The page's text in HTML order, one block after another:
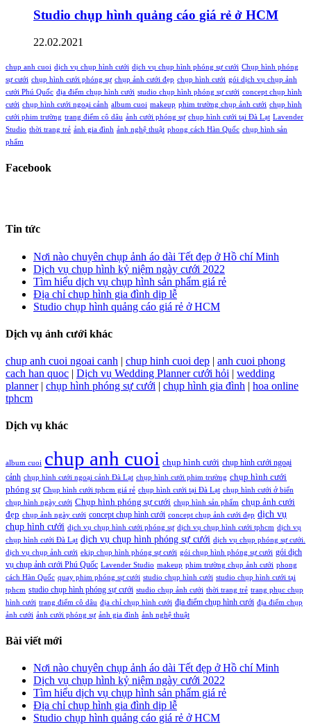
Studio chụp hình quảng cáo giá rẻ ở HCM
22.02.2021
chup anh cuoi dịch vụ chụp hình cưới dịch vụ chụp hình phóng sự cưới Chụp hình phóng
sự cưới chụp hình cưới phóng sự chụp ảnh cưới đẹp chụp hình cưới gói dịch vụ chụp ảnh
cưới Phú Quốc địa điểm chụp hình cưới studio chụp hình phóng sự cưới concept chụp hình
cưới chụp hình cưới ngoại cảnh album cuoi makeup phim trường chụp ảnh cưới chụp hình
cưới phim trường trang điểm cô dâu ảnh cưới phóng sự chụp hình cưới tại Đà Lạt Lavender
Studio thời trang trẻ ảnh gia đình ảnh nghệ thuật phong cách Hàn Quốc chụp hình sản
phẩm
Facebook
Tin tức
Nơi nào chuyên chụp ảnh áo dài Tết đẹp ở Hồ chí Minh
Dịch vụ chụp hình kỷ niệm ngày cưới 2022
Tìm hiểu dịch vụ chụp hình sản phẩm giá rẻ
Địa chỉ chụp hình gia đình dịp lễ
Studio chụp hình quảng cáo giá rẻ ở HCM
Dịch vụ ảnh cưới khác
chup anh cuoi ngoai canh | chup hinh cuoi dep | anh cuoi phong
cach han quoc | Dịch vụ Wedding Planner cưới hỏi | wedding
planner| chụp hình phóng sự cưới | chụp hình gia đình | hoa online
tphcm
Dịch vụ khác
album cuoi chup anh cuoi chụp hình cưới chụp hình cưới ngoại
cảnh chụp hình cưới ngoại cảnh Đà Lạt chụp hình cưới phim trường chụp hình cưới
phóng sự Chụp hình cưới tphcm giá rẻ chụp hình cưới tại Đà Lạt chụp hình cưới ở biển
chụp hình ngày cưới Chụp hình phóng sự cưới chụp hình sản phẩm chụp ảnh cưới
đẹp chụp ảnh ngày cưới concept chụp hình cưới concept chụp ảnh cưới đẹp dịch vụ
chụp hình cưới dịch vụ chụp hình cưới phóng sự dịch vụ chụp hình cưới tphcm dịch vụ
chụp hình cưới Đà Lạt dịch vụ chụp hình phóng sự cưới dịch vụ chụp phóng sự cưới.
dịch vụ chụp ảnh cưới ekip chụp hình phóng sự cưới gói chụp hình phóng sự cưới gói dịch
vụ chụp ảnh cưới Phú Quốc Lavender Studio makeup phim trường chụp ảnh cưới phong
cách Hàn Quốc quay phim phóng sự cưới studio chụp hình cưới studio chụp hình cưới tại
tphcm studio chụp hình phóng sự cưới studio chụp ảnh cưới thời trang trẻ trang phục chụp
hình cưới trang điểm cô dâu địa chỉ chụp hình cưới địa điểm chụp hình cưới địa điểm chụp
ảnh cưới ảnh cưới phóng sự ảnh gia đình ảnh nghệ thuật
Bài viết mới
Nơi nào chuyên chụp ảnh áo dài Tết đẹp ở Hồ chí Minh
Dịch vụ chụp hình kỷ niệm ngày cưới 2022
Tìm hiểu dịch vụ chụp hình sản phẩm giá rẻ
Địa chỉ chụp hình gia đình dịp lễ
Studio chụp hình quảng cáo giá rẻ ở HCM